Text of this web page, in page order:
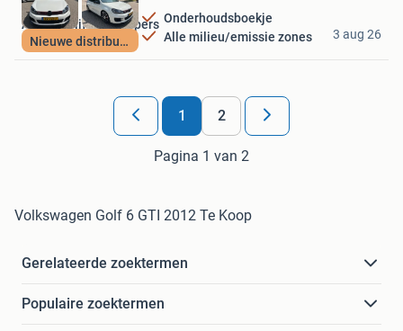
Nieuwe distributie
Onderhoudsboekje
Alle milieu/emissie zones
Autobedrijf Jan Jaspers
Oud-Beijerland
3 aug 26
1 2
Pagina 1 van 2
Volkswagen Golf 6 GTI 2012 Te Koop
Gerelateerde zoektermen
Populaire zoektermen